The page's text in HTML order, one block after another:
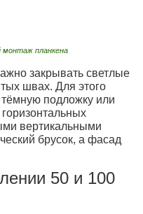
монтаж планкена
закрывать светлые
швах. Для этого
подложку или
вертикальными
брусок, а фасад
50 и 100